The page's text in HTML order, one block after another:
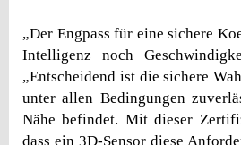
„Der Engpass für eine sichere
Intelligenz noch
„Entscheidend ist die sichere
unter allen Bedingungen
Nähe befindet. Mit dieser
dass ein 3D-Sensor diese